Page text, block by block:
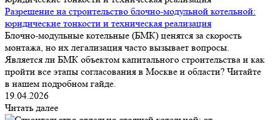
Разрешение на строительство блочно-модульной котельной:
юридические тонкости и техническая реализация
Блочно-модульные котельные (БМК) ценятся за скорость
монтажа, но их легализация часто вызывает вопросы.
Является ли БМК объектом капитального строительства и как
пройти все этапы согласования в Москве и области? Читайте
в нашем подробном гайде.
19.04.2026
Читать далее